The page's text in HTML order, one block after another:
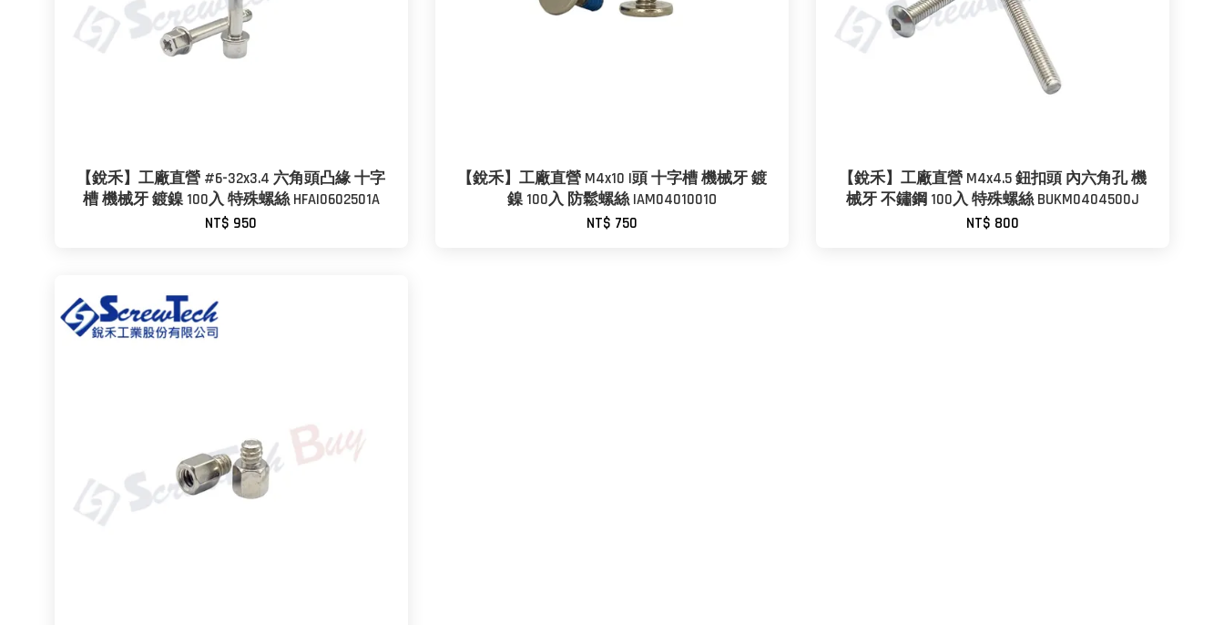
【銳禾】工廠直營 #6-32x3.4 六角頭凸緣 十字
槽 機械牙 鍍鎳 100入 特殊螺絲 HFAI0602501A
NT$ 950
【銳禾】工廠直營 M4x10 I頭 十字槽 機械牙 鍍
鎳 100入 防鬆螺絲 IAM0401001O
NT$ 750
【銳禾】工廠直營 M4x4.5 鈕扣頭 內六角孔 機
械牙 不鏽鋼 100入 特殊螺絲 BUKM0404500J
NT$ 800